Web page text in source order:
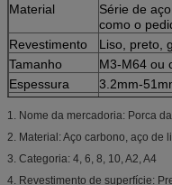
Material
Série de
como o
Revestimento
Liso, preto,
Tamanho
M3-M64 ou
Espessura
3.2mm-
1. Nome da mercadoria: Porca
2. Material: Aço carbono, aço de
3. Categoria: 4, 6, 8, 10, A2, A4
4. Revestimento de superfície: